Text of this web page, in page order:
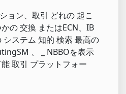
ョン、取引 どれの 起こ
の 交換 またはECN、IB
システム 知的 検索 最高の
、 _ NBBOを表示
取引 プラットフォー